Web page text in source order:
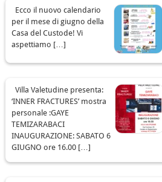
Ecco il nuovo calendario
per il mese di giugno della
Casa del Custode! Vi
aspettiamo […]
Villa Valetudine presenta:
‘INNER FRACTURES’ mostra
personale :GAYE
TEMIZARABACI
INAUGURAZIONE: SABATO 6
GIUGNO ore 16.00 […]